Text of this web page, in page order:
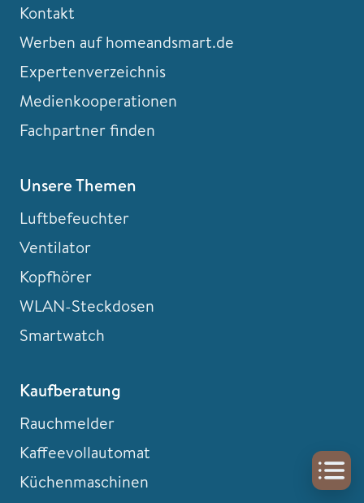
Kontakt
Werben auf homeandsmart.de
Expertenverzeichnis
Medienkooperationen
Fachpartner finden
Unsere Themen
Luftbefeuchter
Ventilator
Kopfhörer
WLAN-Steckdosen
Smartwatch
Kaufberatung
Rauchmelder
Kaffeevollautomat
Küchenmaschinen